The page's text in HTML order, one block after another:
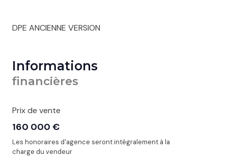
DPE ANCIENNE VERSION
Informations
financières
Prix de vente
160 000 €
Les honoraires d'agence seront intégralement à la
charge du vendeur